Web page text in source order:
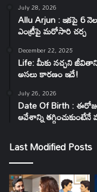
July 28, 2026
Allu Arjun : ఇకపై 6
ఎంట్రీపై మరోసారి చర్చ
December 22, 2025
Life: మీకు నచ్చని
అసలు కారణం ఇదే!
July 26, 2026
Date Of Birth :
ఆవేశాన్ని
Last Modified Posts